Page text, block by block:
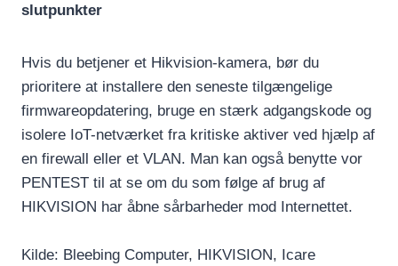
slutpunkter
Hvis du betjener et Hikvision-kamera, bør du
prioritere at installere den seneste tilgængelige
firmwareopdatering, bruge en stærk adgangskode og
isolere IoT-netværket fra kritiske aktiver ved hjælp af
en firewall eller et VLAN. Man kan også benytte vor
PENTEST til at se om du som følge af brug af
HIKVISION har åbne sårbarheder mod Internettet.
Kilde: Bleebing Computer, HIKVISION, Icare